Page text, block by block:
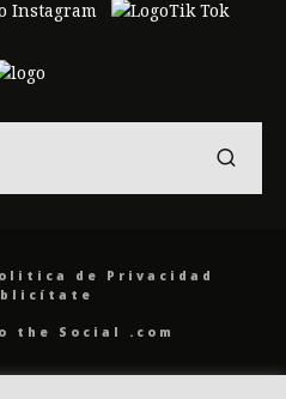
de Privacidad
the Social .com